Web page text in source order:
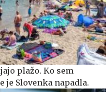
plažo. Ko sem
je Slovenka napadla.